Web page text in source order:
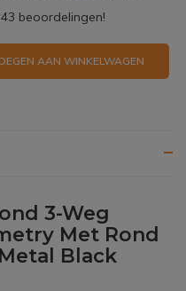
beoordelingen!
AAN WINKELWAGEN
3-Weg
Met Rond
Black